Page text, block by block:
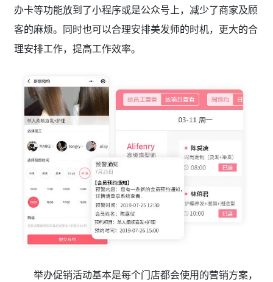
办卡等功能放到了小程序或是公众号上，减少了商家及顾
客的麻烦。同时也可以合理安排美发师的时机，更大的合
理安排工作，提高工作效率。
举办促销活动基本是每个门店都会使用的营销方案，